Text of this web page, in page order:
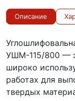
Описание
УШМ-115/800 —
широко
работах для
твердых